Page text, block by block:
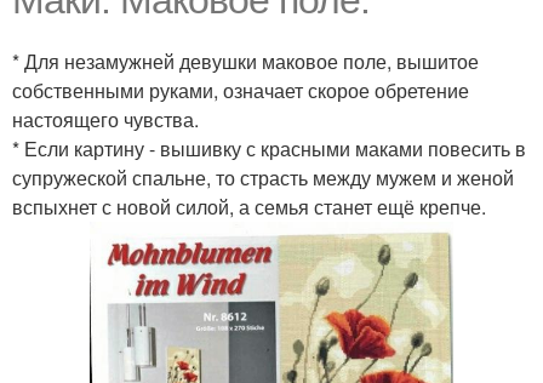
* Для незамужней девушки маковое поле, вышитое
собственными руками, означает скорое обретение
настоящего чувства.
* Если картину - вышивку с красными маками повесить в
супружеской спальне, то страсть между мужем и женой
вспыхнет с новой силой, а семья станет ещё крепче.